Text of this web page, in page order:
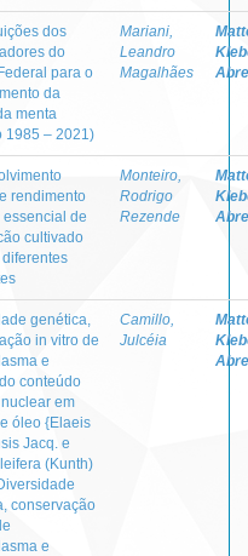
dos
do
para o
da
menta
1985 – 2021)
Mariani,
Leandro
Magalhães
rendimento
de
cultivado
Monteiro,
Rodrigo
Rezende
genética,
in vitro de
e
conteúdo
em
óleo {Elaeis
Jacq. e
(Kunth)
conservação
e
Camillo,
Julcéia